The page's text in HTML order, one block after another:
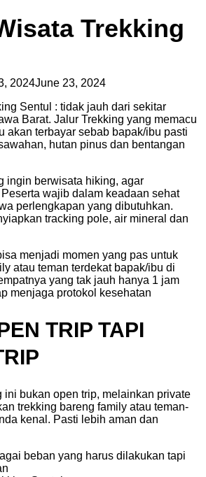
Trekking
2024June 23, 2024
Sentul : tidak jauh dari sekitar
Barat. Jalur Trekking yang memacu
akan terbayar sebab bapak/ibu pasti
hutan pinus dan bentangan
ingin berwisata hiking, agar
wajib dalam keadaan sehat
perlengkapan yang dibutuhkan.
tracking pole, air mineral dan
menjadi momen yang pas untuk
atau teman terdekat bapak/ibu di
yang tak jauh hanya 1 jam
menjaga protokol kesehatan
TRIP TAPI
ini bukan open trip, melainkan private
trekking bareng family atau teman-
kenal. Pasti lebih aman dan
beban yang harus dilakukan tapi